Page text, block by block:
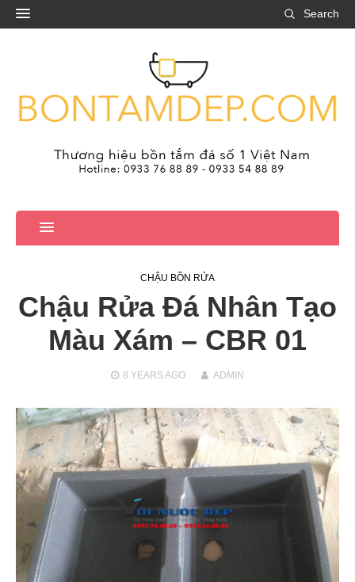
Search
CHẬU BỒN RỬA
Chậu Rửa Đá Nhân Tạo
Màu Xám – CBR 01
8 YEARSAGO ADMIN